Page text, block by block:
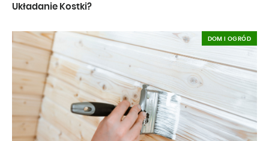
Układanie Kostki?
DOM I OGRÓD